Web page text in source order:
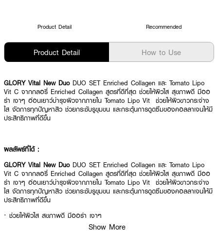
Product Detail Recommended
Product Detail How to Use
GLORY Vital New Duo DUO SET Enriched Collagen และ Tomato Lipo
Vit C จากกลอรี่ Enriched Collagen สูตรที่ดีที่สุด ช่วยให้ผิวใส สุขภาพดี มีออ
ร่า เงาๆ อ่อนเยาว์บำรุงผิวจากภายใน Tomato Lipo Vit ช่วยให้ผิวขาวกระจ่าง
ใส จัดการทุกปัญหาสิว ช่วยกระชับรูขุมขน และกระตุ้นการดูดซึมของคอลลาเจนให้มี
ประสิทธิภาพที่ดีขึ้น
ผลลัพธ์ที่ได้ :
GLORY Vital New Duo DUO SET Enriched Collagen และ Tomato Lipo
Vit C จากกลอรี่ Enriched Collagen สูตรที่ดีที่สุด ช่วยให้ผิวใส สุขภาพดี มีออ
ร่า เงาๆ อ่อนเยาว์บำรุงผิวจากภายใน Tomato Lipo Vit ช่วยให้ผิวขาวกระจ่าง
ใส จัดการทุกปัญหาสิว ช่วยกระชับรูขุมขน และกระตุ้นการดูดซึมของคอลลาเจนให้มี
ประสิทธิภาพที่ดีขึ้น
· ช่วยให้ผิวใส สุขภาพดี มีออร่า เงาๆ
· ช่วยให้ผิวขาวกระจ่างใส จัดการทุกปัญหาสิว
Show More